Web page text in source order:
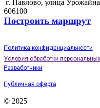
г. Павлово, улица
606100
Построить маршрут
Политика конфиденциальности
Условия обработки
Разработчики
Публичная оферта
© 2025